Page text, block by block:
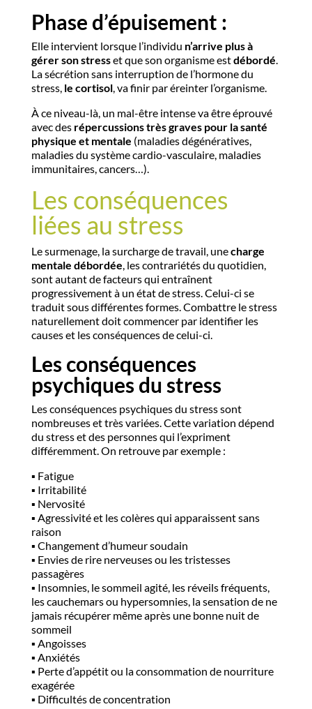
Phase d’épuisement :
Elle intervient lorsque l’individu n’arrive plus à
gérer son stresset que son organisme estdébordé.
La sécrétion sans interruption de l’hormone du
stress, le cortisol, va finir par éreinter l’organisme.
À ce niveau-là, un mal-être intense va être éprouvé
avec des répercussions très graves pour la santé
physique et mentale (maladies dégénératives,
maladies du système cardio-vasculaire, maladies
immunitaires, cancers…).
Les conséquences
liées au stress
Le surmenage, la surcharge de travail, unecharge
mentale débordée, les contrariétés du quotidien,
sont autant de facteurs qui entraînent
progressivement à un état de stress. Celui-ci se
traduit sous différentes formes. Combattre le stress
naturellement doit commencer par identifier les
causes et les conséquences de celui-ci.
Les conséquences
psychiques du stress
Les conséquences psychiques du stress sont
nombreuses et très variées. Cette variation dépend
du stress et des personnes qui l’expriment
différemment. On retrouve par exemple :
▪️​ Fatigue
▪️​ Irritabilité
▪️​ Nervosité
▪️​ Agressivité et les colères qui apparaissent sans
raison
▪️​ Changement d’humeur soudain
▪️​ Envies de rire nerveuses ou les tristesses
passagères
▪️ ​Insomnies, le sommeil agité, les réveils fréquents,
les cauchemars ou hypersomnies, la sensation de ne
jamais récupérer même après une bonne nuit de
sommeil
▪️​ Angoisses
▪️​ Anxiétés
▪️​ Perte d’appétit ou la consommation de nourriture
exagérée
▪️​ Difficultés de concentration